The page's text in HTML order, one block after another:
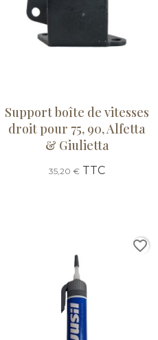
Support boîte de vitesses
droit pour 75, 90, Alfetta
& Giulietta
35,20 € TTC
favorite_border